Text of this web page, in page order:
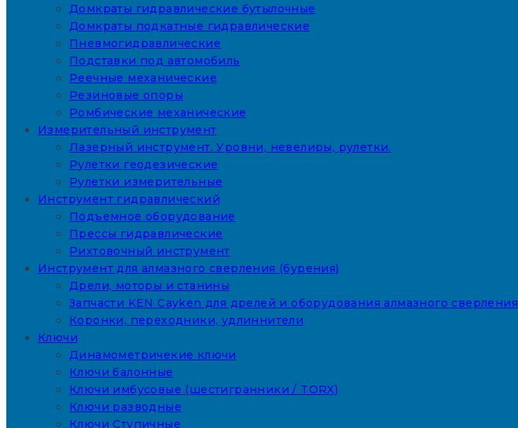
Домкраты гидравлические бутылочные
Домкраты подкатные гидравлические
Пневмогидравлические
Подставки под автомобиль
Реечные механические
Резиновые опоры
Ромбические механические
Измерительный инструмент
Лазерный инструмент. Уровни, невелиры, рулетки.
Рулетки геодезические
Рулетки измерительные
Инструмент гидравлический
Подъемное оборудование
Прессы гидравлические
Рихтовочный инструмент
Инструмент для алмазного сверления (бурения)
Дрели, моторы и станины
Запчасти KEN Cayken для дрелей и оборудования алмазного сверления
Коронки, переходники, удлиннители
Ключи
Динамометричекие ключи
Ключи балонные
Ключи имбусовые (шестигранники / TORX)
Ключи разводные
Ключи Ступичные